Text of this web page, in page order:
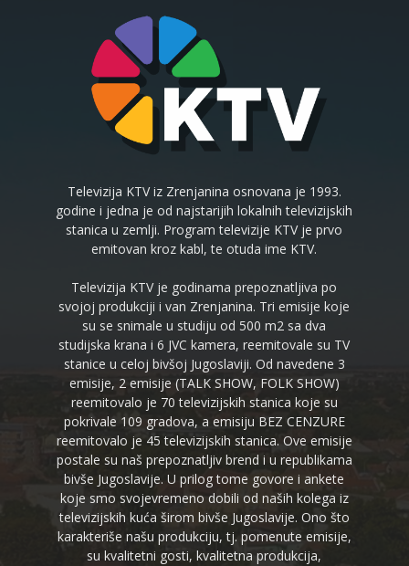
Televizija KTV iz Zrenjanina osnovana je 1993.
godine i jedna je od najstarijih lokalnih televizijskih
stanica u zemlji. Program televizije KTV je prvo
emitovan kroz kabl, te otuda ime KTV.
Televizija KTV je godinama prepoznatljiva po
svojoj produkciji i van Zrenjanina. Tri emisije koje
su se snimale u studiju od 500 m2 sa dva
studijska krana i 6 JVC kamera, reemitovale su TV
stanice u celoj bivšoj Jugoslaviji. Od navedene 3
emisije, 2 emisije (TALK SHOW, FOLK SHOW)
reemitovalo je 70 televizijskih stanica koje su
pokrivale 109 gradova, a emisiju BEZ CENZURE
reemitovalo je 45 televizijskih stanica. Ove emisije
postale su naš prepoznatljiv brend i u republikama
bivše Jugoslavije. U prilog tome govore i ankete
koje smo svojevremeno dobili od naših kolega iz
televizijskih kuća širom bivše Jugoslavije. Ono što
karakteriše našu produkciju, tj. pomenute emisije,
su kvalitetni gosti, kvalitetna produkcija,